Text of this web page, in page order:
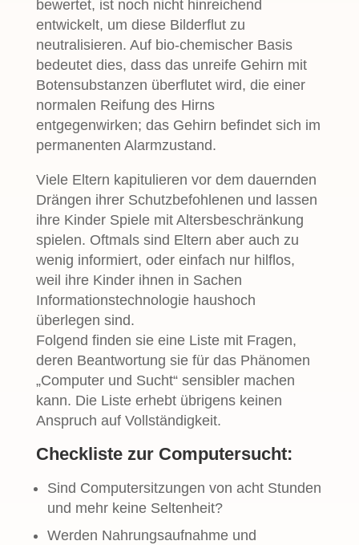
bewertet, ist noch nicht hinreichend
entwickelt, um diese Bilderflut zu
neutralisieren. Auf bio-chemischer Basis
bedeutet dies, dass das unreife Gehirn mit
Botensubstanzen überflutet wird, die einer
normalen Reifung des Hirns
entgegenwirken; das Gehirn befindet sich im
permanenten Alarmzustand.
Viele Eltern kapitulieren vor dem dauernden
Drängen ihrer Schutzbefohlenen und lassen
ihre Kinder Spiele mit Altersbeschränkung
spielen. Oftmals sind Eltern aber auch zu
wenig informiert, oder einfach nur hilflos,
weil ihre Kinder ihnen in Sachen
Informationstechnologie haushoch
überlegen sind.
Folgend finden sie eine Liste mit Fragen,
deren Beantwortung sie für das Phänomen
„Computer und Sucht“ sensibler machen
kann. Die Liste erhebt übrigens keinen
Anspruch auf Vollständigkeit.
Checkliste zur Computersucht:
Sind Computersitzungen von acht Stunden
und mehr keine Seltenheit?
Werden Nahrungsaufnahme und